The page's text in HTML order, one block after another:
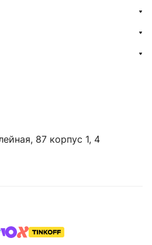
87 корпус 1, 4